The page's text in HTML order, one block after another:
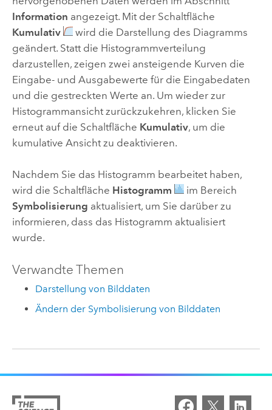
Information angezeigt. Mit der Schaltfläche
Kumulativ
wird die Darstellung des Diagramms
geändert. Statt die Histogrammverteilung
darzustellen, zeigen zwei ansteigende Kurven die
Eingabe- und Ausgabewerte für die Eingabedaten
und die gestreckten Werte an. Um wieder zur
Histogrammansicht zurückzukehren, klicken Sie
erneut auf die Schaltfläche Kumulativ, um die
kumulative Ansicht zu deaktivieren.
Nachdem Sie das Histogramm bearbeitet haben,
wird die Schaltfläche Histogramm
im Bereich
Symbolisierung aktualisiert, um Sie darüber zu
informieren, dass das Histogramm aktualisiert
wurde.
Verwandte Themen
Darstellung von Bilddaten
Ändern der Symbolisierung von Bilddaten